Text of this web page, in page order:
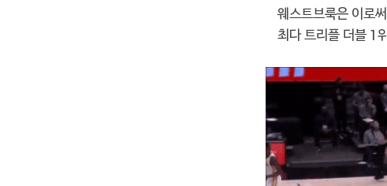
웨스트브룩은 이로
최다 트리플 더블 1